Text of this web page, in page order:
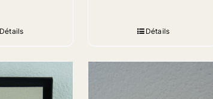
Détails Détails